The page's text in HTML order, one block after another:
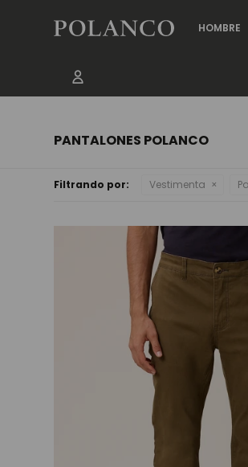
HOMBRE
PANTALONES POLANCO
Filtrando por: Vestimenta